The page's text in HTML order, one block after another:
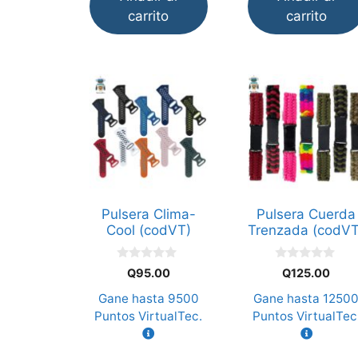
carrito
carrito
Pulsera Clima-
Cool (codVT)
5
Q95.00
Gane hasta 9500
Puntos VirtualTec.
Este
producto
tiene
múltiples
variantes.
Las
se
pueden
la
página
Pulsera Cuerda
Trenzada
5
Q125.00
Gane hasta 12500
Puntos
Este
producto
tiene
múltiples
variantes.
Las
se
pueden
la
página